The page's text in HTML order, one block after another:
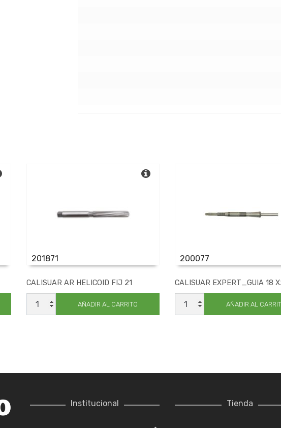
201871
CALISUAR AR HELICOID FIJ 21
CALISUAR
AR
HELICOID
AÑADIR AL CARRITO
200077
CALISUAR EXPERT_GUIA 18
CALISUAR
EXPERT_GUIA
18
AÑADIR AL
Institucional Tienda